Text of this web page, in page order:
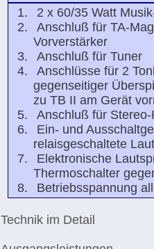
2 x 60/35 Watt
Anschluß für TA-
Vorverstärker
Anschluß für Tuner
Anschlüsse für 2
gegenseitiger
zu TB II am Gerät
Anschluß für
Ein- und
relaisgeschaltete
Elektronische
Thermoschalter
Betriebsspannung
Technik im Detail